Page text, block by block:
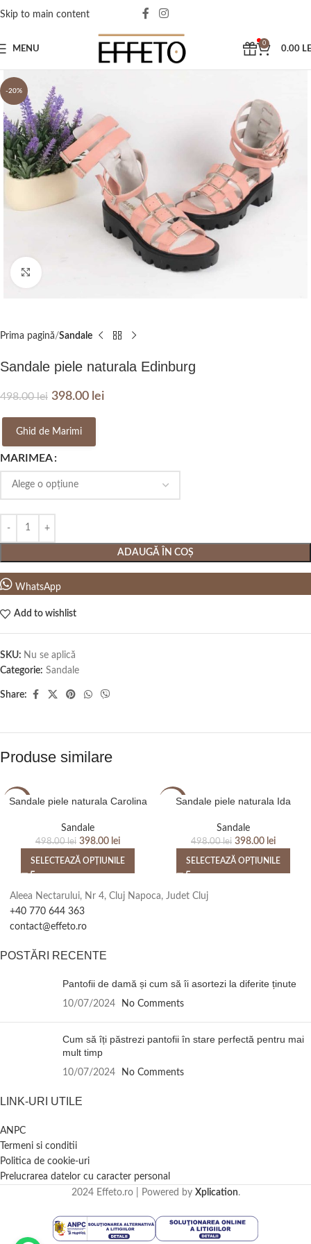
Skip to main content
MENU
0
0.00
-20%
Prima pagină Sandale
Sandale piele naturala Edinburg
498.00lei 398.00 lei
Ghid de Marimi
MARIMEA
ADAUGĂ ÎN COȘ
WhatsApp
Add to wishlist
SKU: Nu se aplică
Categorie: Sandale
Share:
Produse similare
-20%
Sandale piele naturala Carolina
Sandale
498.00lei 398.00 lei
SELECTEAZĂ OPȚIUNILE
-20%Sandale piele naturala Ida
Sandale
498.00lei 398.00 lei
SELECTEAZĂ OPȚIUNILE
Aleea Nectarului, Nr 4, Cluj Napoca, Judet Cluj
+40 770 644 363
contact@effeto.ro
POSTĂRI RECENTE
Pantofii de damă și cum să îi asortezi la diferite ținute
10/07/2024 No Comments
Cum să îți păstrezi pantofii în stare perfectă pentru mai
mult timp
10/07/2024 No Comments
LINK-URI UTILE
ANPC
Termeni si conditii
Politica de cookie-uri
Prelucrarea datelor cu caracter personal
2024 Effeto.ro | Powered by Xplication.